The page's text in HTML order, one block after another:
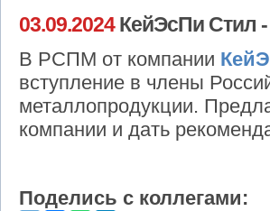
03.09.2024КейЭсПи Стил
В РСПМ от компании
вступление в члены
металлопродукции.
компании и дать
Поделись с коллегами: